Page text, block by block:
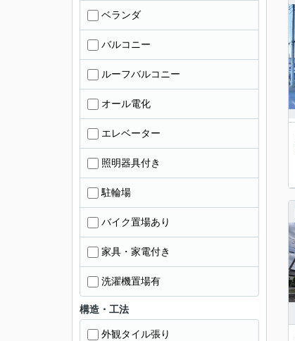
ベランダ
バルコニー
ルーフバルコニー
オール電化
エレベーター
照明器具付き
駐輪場
バイク置場あり
家具・家電付き
洗濯機置場有
構造・工法
外観タイル張り